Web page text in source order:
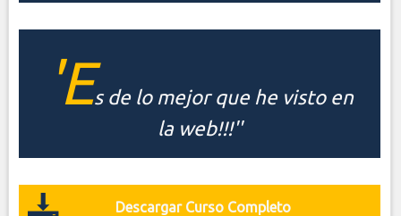
'Es de lo mejor que he visto en
la web!!!''
Descargar Curso Completo